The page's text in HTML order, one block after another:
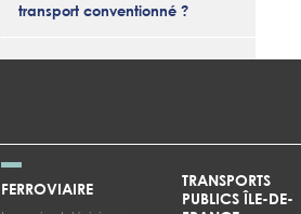
transport conventionné ?
FERROVIAIRE
TRANSPORTS
PUBLICS ÎLE-DE-